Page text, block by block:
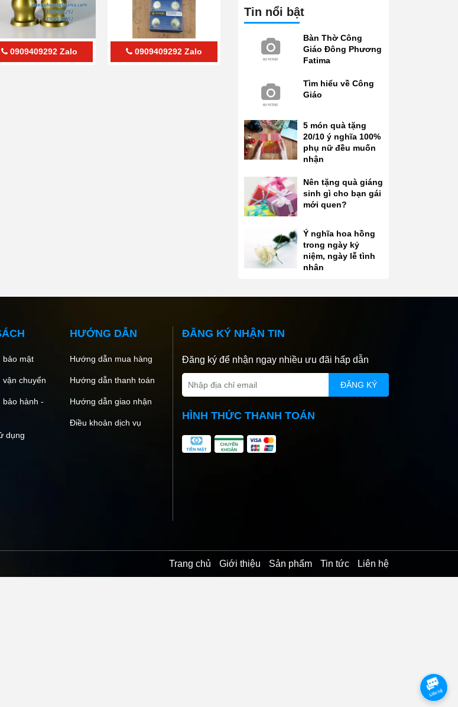
0909409292Zalo 0909409292Zalo 0909409292Zalo
Tin nổi bật
Bàn Thờ Công
Giáo Đông Phương
Fatima
Tìm hiểu về Công
Giáo
5 món quà tặng
20/10 ý nghĩa 100%
phụ nữ đều muốn
nhận
Nên tặng quà giáng
sinh gì cho bạn gái
mới quen?
Ý nghĩa hoa hồng
trong ngày kỷ
niệm, ngày lễ tình
nhân
bảo mật
vận chuyển
bảo hành -
dụng
HƯỚNG DẪN
Hướng dẫn mua hàng
Hướng dẫn thanh toán
Hướng dẫn giao nhận
Điều khoản dịch vụ
ĐĂNG KÝ NHẬN TIN
Đăng ký để nhận ngay nhiều ưu đãi hấp dẫn
ĐĂNG KÝ
HÌNH THỨC THANH TOÁN
Trang chủ Giới thiệu Sản phẩm Tin tức Liên hệ